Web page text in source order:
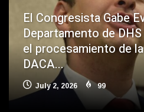
El Congresista Gabe
Departamento de
el procesamiento de
DACA...
July 2, 2026 99